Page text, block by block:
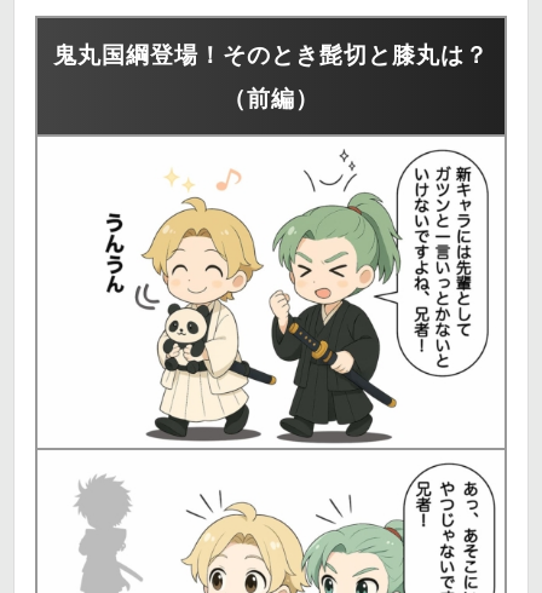
鬼丸国綱登場！そのとき髭切と膝丸は？
（前編）